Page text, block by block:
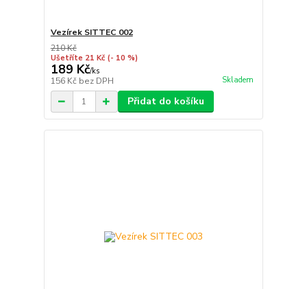
Vezírek SITTEC 002
210 Kč
Ušetříte 21 Kč (- 10 %)
189 Kč/ks
156 Kč bez DPH Skladem
Přidat do košíku